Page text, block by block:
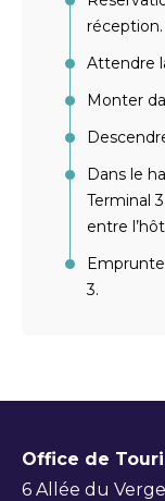
réception.
Attendre
Monter
Dans le
Terminal
entre
3.
Office de
6 Allée du